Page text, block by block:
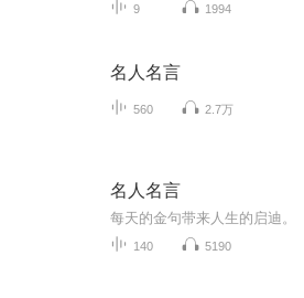
9 1994
名人名言
560 2.7万
名人名言
每天的金句带来人生的启迪。
140 5190